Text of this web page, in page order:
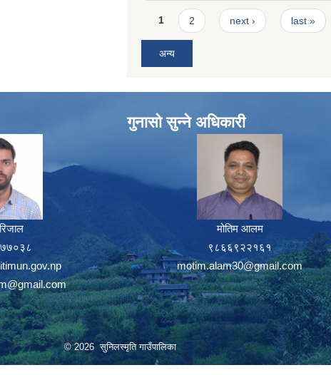
Pages
1 2 next › last »
अन्य
गुनासो सुन्ने अधिकारी
मोतिम आलम
९८६६९२२१६१
motim.alam30@gmail.com
© 2026 सुनिलस्मृति गाउँपालिका